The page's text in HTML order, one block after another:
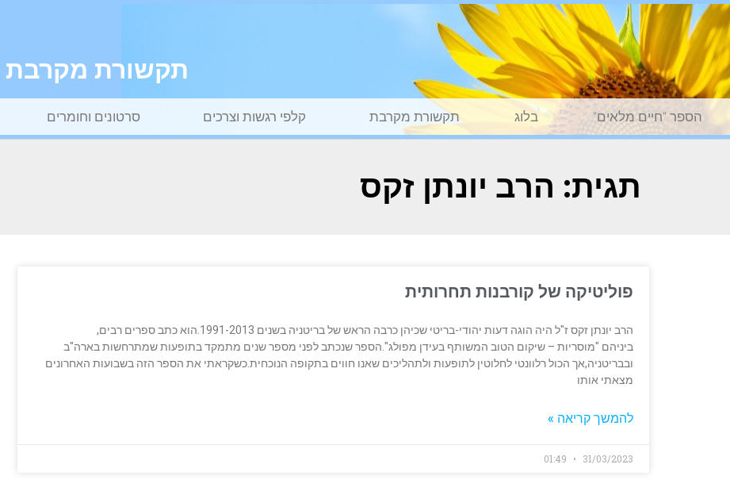
תקשורת מקרבת
הספר "חיים מלאים" בלוג תקשורת מקרבת קלפי רגשות וצרכים סרטונים וחומרים
תגית: הרב יונתן זקס
פוליטיקה של קורבנות תחרותית
הרב יונתן זקס ז"ל היה הוגה דעות יהודי-בריטי שכיהן כרבה הראש של בריטניה בשנים 1991-2013.הוא כתב ספרים רבים,
ביניהם "מוסריות – שיקום הטוב המשותף בעידן מפולג".הספר שנכתב לפני מספר שנים מתמקד בתופעות שמתרחשות בארה"ב
ובבריטניה,אך הכול רלוונטי לחלוטין לתופעות ולתהליכים שאנו חווים בתקופה הנוכחית.כשקראתי את הספר הזה בשבועות האחרונים
מצאתי אותו
להמשך קריאה »
31/03/2023